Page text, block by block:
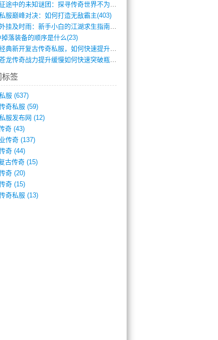
传奇征途中的未知谜团：探寻传奇世界不为人(595)
服巅峰对决：如何打造无敌霸主(403)
传奇外挂及时雨：新手小白的江湖求生指南(802)
掉落装备的顺序是什么(23)
重温经典新开复古传奇私服，如何快速提升等(392)
血染苍龙传奇战力提升缓慢如何快速突破瓶颈(654)
标签
服 (637)
奇私服 (59)
服发布网 (12)
奇 (43)
传奇 (137)
奇 (44)
古传奇 (15)
奇 (20)
奇 (15)
奇私服 (13)